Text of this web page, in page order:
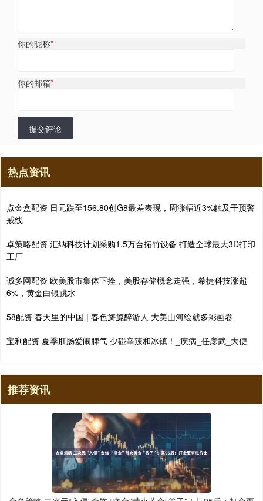
你的昵称*
你的邮箱*
提交评论
热点资讯
点金盒配资 日元跌至156.80创G8最差表现，周涨幅近3%触及干预警
戒线
卓策略配资 汇纳科技计划采购1.5万台拓竹设备 打造全球最大3D打印
工厂
诚多网配资 欧美股市集体下挫，美股存储概念走强，希捷科技涨超
6%，黄金白银跳水
58配资 春天里的中国 | 春色旖旎醉游人 大美山河绘就多彩画卷
宝利配资 夏季肛肠爱闹脾气 少碰辛辣和冰镇！_疾病_任彦武_大便
推荐资讯